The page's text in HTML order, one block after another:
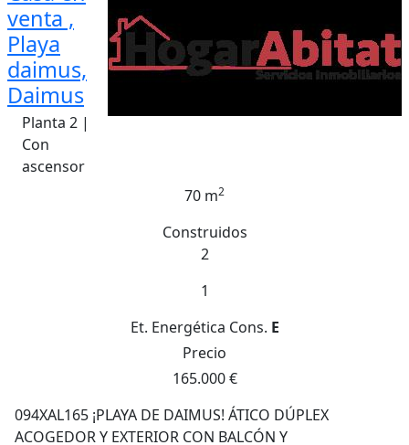
venta ,
Playa
daimus,
Daimus
Planta 2 |
Con
ascensor
70 m2
Construidos
2
1
Et. Energética Cons. E
Precio
165.000 €
094XAL165 ¡PLAYA DE DAIMUS! ÁTICO DÚPLEX
ACOGEDOR Y EXTERIOR CON BALCÓN Y